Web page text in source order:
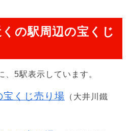
の駅周辺の宝くじ
、5駅表示しています。
宝くじ売り場 （大井川鐵